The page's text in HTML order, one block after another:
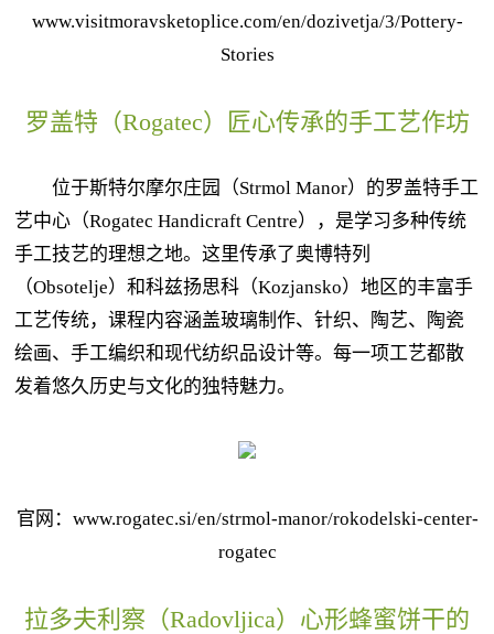
www.visitmoravsketoplice.com/en/dozivetja/3/Pottery-
Stories
罗盖特（Rogatec）匠心传承的手工艺作坊
位于斯特尔摩尔庄园（Strmol Manor）的罗盖特手工
艺中心（Rogatec Handicraft Centre），是学习多种传统
手工技艺的理想之地。这里传承了奥博特列
（Obsotelje）和科兹扬思科（Kozjansko）地区的丰富手
工艺传统，课程内容涵盖玻璃制作、针织、陶艺、陶瓷
绘画、手工编织和现代纺织品设计等。每一项工艺都散
发着悠久历史与文化的独特魅力。
官网：www.rogatec.si/en/strmol-manor/rokodelski-center-
rogatec
拉多夫利察（Radovljica）心形蜂蜜饼干的